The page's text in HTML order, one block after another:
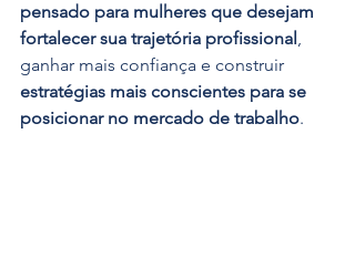
pensado para mulheres que desejam
fortalecer sua trajetória profissional,
ganhar mais confiança e construir
estratégias mais conscientes para se
posicionar no mercado de trabalho.